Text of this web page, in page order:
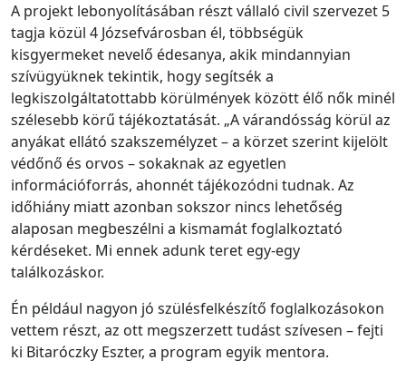
A projekt lebonyolításában részt vállaló civil szervezet 5
tagja közül 4 Józsefvárosban él, többségük
kisgyermeket nevelő édesanya, akik mindannyian
szívügyüknek tekintik, hogy segítsék a
legkiszolgáltatottabb körülmények között élő nők minél
szélesebb körű tájékoztatását. „A várandósság körül az
anyákat ellátó szakszemélyzet – a körzet szerint kijelölt
védőnő és orvos – sokaknak az egyetlen
információforrás, ahonnét tájékozódni tudnak. Az
időhiány miatt azonban sokszor nincs lehetőség
alaposan megbeszélni a kismamát foglalkoztató
kérdéseket. Mi ennek adunk teret egy-egy
találkozáskor.
Én például nagyon jó szülésfelkészítő foglalkozásokon
vettem részt, az ott megszerzett tudást szívesen – fejti
ki Bitaróczky Eszter, a program egyik mentora.